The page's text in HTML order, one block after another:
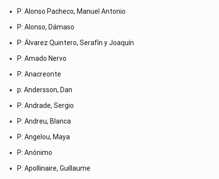
P: Alonso Pacheco, Manuel Antonio
P: Alonso, Dámaso
P: Álvarez Quintero, Serafín y Joaquín
P: Amado Nervo
P: Anacreonte
p: Andersson, Dan
P: Andrade, Sergio
P: Andreu, Blanca
P: Angelou, Maya
P: Anónimo
P: Apollinaire, Guillaume